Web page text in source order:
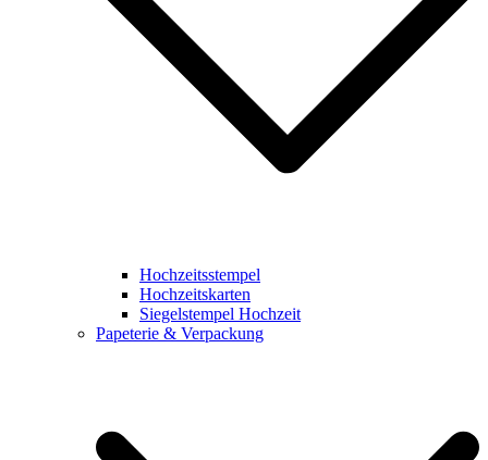
Hochzeitsstempel
Hochzeitskarten
Siegelstempel Hochzeit
Papeterie & Verpackung